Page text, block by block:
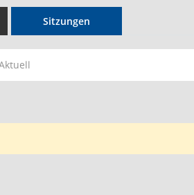
Sitzungen